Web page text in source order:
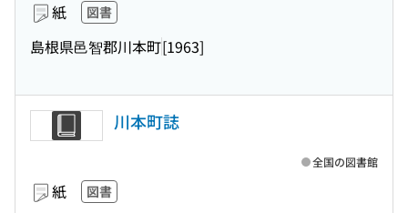
紙 図書
島根県邑智郡川本町[1963]
川本町誌
紙 図書
全国の図書館